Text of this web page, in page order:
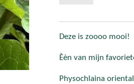
Deze is zoooo mooi!
Èèn van mijn
Physochlaina